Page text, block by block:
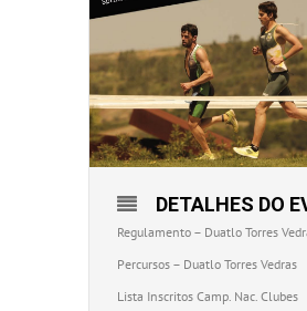
DETALHES DO
Regulamento – Duatlo Torres
Percursos – Duatlo Torres Vedras
Lista Inscritos Camp. Nac. Clubes